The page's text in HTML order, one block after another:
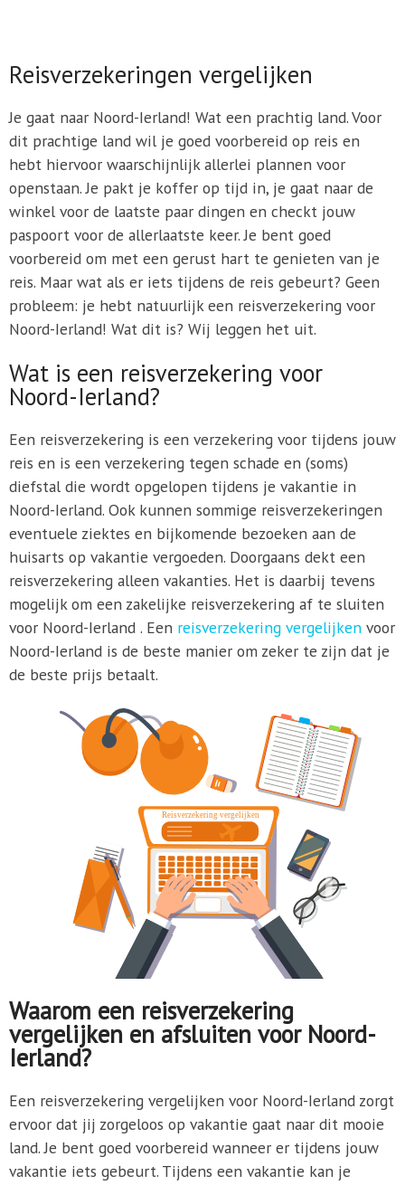
Reisverzekeringen vergelijken
Je gaat naar Noord-Ierland! Wat een prachtig land. Voor
dit prachtige land wil je goed voorbereid op reis en
hebt hiervoor waarschijnlijk allerlei plannen voor
openstaan. Je pakt je koffer op tijd in, je gaat naar de
winkel voor de laatste paar dingen en checkt jouw
paspoort voor de allerlaatste keer. Je bent goed
voorbereid om met een gerust hart te genieten van je
reis. Maar wat als er iets tijdens de reis gebeurt? Geen
probleem: je hebt natuurlijk een reisverzekering voor
Noord-Ierland! Wat dit is? Wij leggen het uit.
Wat is een reisverzekering voor
Noord-Ierland?
Een reisverzekering is een verzekering voor tijdens jouw
reis en is een verzekering tegen schade en (soms)
diefstal die wordt opgelopen tijdens je vakantie in
Noord-Ierland. Ook kunnen sommige reisverzekeringen
eventuele ziektes en bijkomende bezoeken aan de
huisarts op vakantie vergoeden. Doorgaans dekt een
reisverzekering alleen vakanties. Het is daarbij tevens
mogelijk om een zakelijke reisverzekering af te sluiten
voor Noord-Ierland . Een reisverzekering vergelijkenvoor
Noord-Ierland is de beste manier om zeker te zijn dat je
de beste prijs betaalt.
Waarom een reisverzekering
vergelijken en afsluiten voor Noord-
Ierland?
Een reisverzekering vergelijken voor Noord-Ierland zorgt
ervoor dat jij zorgeloos op vakantie gaat naar dit mooie
land. Je bent goed voorbereid wanneer er tijdens jouw
vakantie iets gebeurt. Tijdens een vakantie kan je